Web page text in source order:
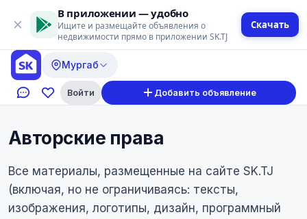
В приложении — удобно
Ищите и размещайте объявления о
недвижимости прямо в приложении SK.TJ
Скачать
Мургаб
Войти Добавить объявление
Авторские права
Все материалы, размещенные на сайте SK.TJ
(включая, но не ограничиваясь: тексты,
изображения, логотипы, дизайн, программный